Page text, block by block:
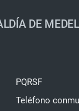
DE
PQRSF
Teléfono